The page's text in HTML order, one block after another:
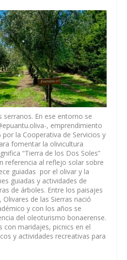
serranos. En ese entorno se
, emprendimiento
la Cooperativa de Servicios y
fomentar la olivicultura
“Tierra de los Dos Soles”
referencia al reflejo solar sobre
guiadas por el olivar y la
guiadas y actividades de
de árboles. Entre los paisajes
de las Sierras nació
y con los años se
del oleoturismo bonaerense.
con maridajes, picnics en el
y actividades recreativas para